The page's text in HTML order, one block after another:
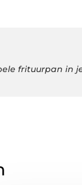
frituurpan in